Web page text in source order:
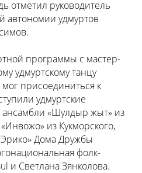
отметил руководитель
автономии удмуртов
программы с мастер-
удмуртскому танцу
присоединиться к
удмуртские
«Шулдыр жыт» из
из Кукморского,
Дома Дружбы
фолк-
и Светлана Зянколова.